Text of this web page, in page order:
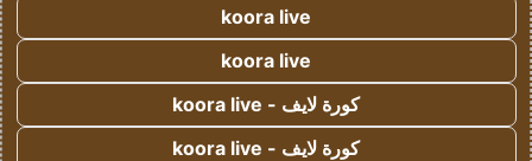
koora live
koora live
كورة لايف - koora live
كورة لايف - koora live